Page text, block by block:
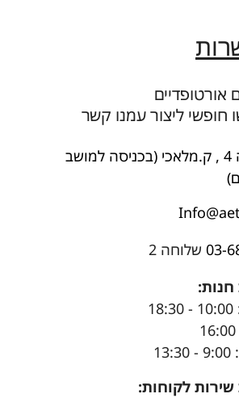
חופשי ליצור עמנו קשר
היצירה 4 , ק.מלאכי (בכניסה למושב
03- שלוחה 2
לקוחות: